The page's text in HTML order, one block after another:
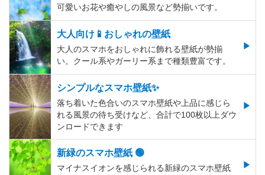
可愛いお花や癒やしの風景など勢揃いです。
大人向け📱おしゃれの壁紙
大人のスマホをおしゃれに飾れる壁紙が勢揃
い。クール系やガーリー系まで種類豊富です。
シンプルなスマホ壁紙✨
落ち着いた色合いのスマホ壁紙や上品に感じら
れる風景の待ち受けなど、合計で100枚以上ダウ
ンロードできます
新緑のスマホ壁紙 🟢
マイナスイオンを感じられる新緑のスマホ壁紙